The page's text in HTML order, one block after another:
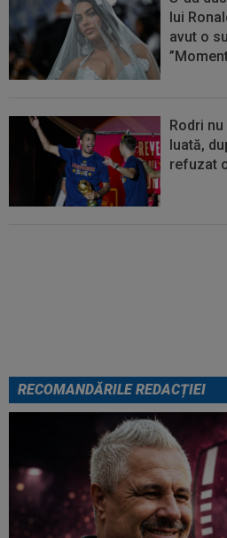
lui
avut o
Rodri
luată,
refuzat
RECOMANDĂRILE REDACȚIEI